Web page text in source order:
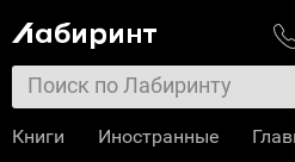
Книги Иностранные